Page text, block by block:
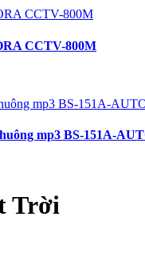
CCTV-800M
mp3 BS-151A-
Trời